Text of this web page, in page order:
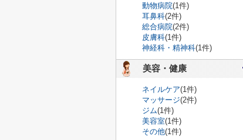
動物病院(1件)
耳鼻科(2件)
総合病院(2件)
皮膚科(1件)
神経科・精神科(1件)
美容・健康
ネイルケア(1件)
マッサージ(2件)
ジム(1件)
美容室(1件)
その他(1件)